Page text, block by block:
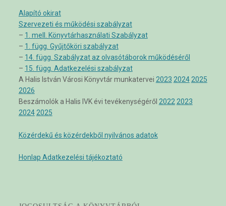
Alapító okirat
Szervezeti és működési szabályzat
– 1. mell. Könyvtárhasználati Szabályzat
– 1. függ. Gyűjtőköri szabályzat
– 14. függ. Szabályzat az olvasótáborok működéséről
– 15. függ. Adatkezelési szabályzat
A Halis István Városi Könyvtár munkatervei 2023 2024 2025
2026
Beszámolók a Halis IVK évi tevékenységéről 2022 2023
2024 2025
Közérdekű és közérdekből nyilvános adatok
Honlap Adatkezelési tájékoztató